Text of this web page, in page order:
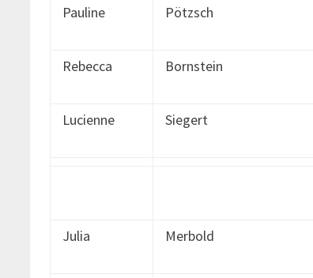
Pauline Pötzsch
Rebecca Bornstein
Lucienne Siegert
Julia Merbold